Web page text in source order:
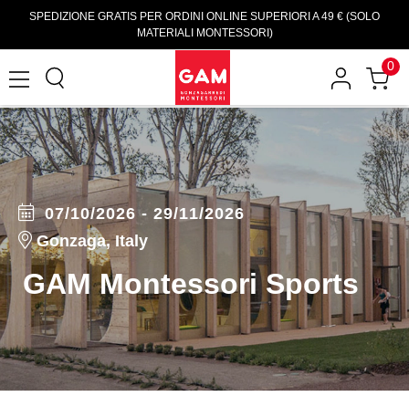
SPEDIZIONE GRATIS PER ORDINI ONLINE SUPERIORI A 49 € (SOLO
MATERIALI MONTESSORI)
0
07/10/2026 - 29/11/2026
Gonzaga, Italy
GAM Montessori Sports